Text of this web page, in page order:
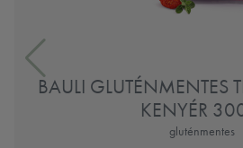
BAULI GLUTÉNMENTES
KENYÉR
gluténmentes